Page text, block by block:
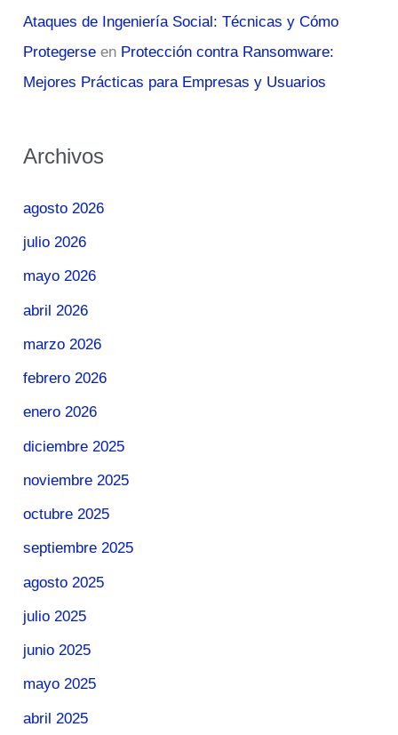
Ataques de Ingeniería Social: Técnicas y Cómo
Protegerse en Protección contra Ransomware:
Mejores Prácticas para Empresas y Usuarios
Archivos
agosto 2026
julio 2026
mayo 2026
abril 2026
marzo 2026
febrero 2026
enero 2026
diciembre 2025
noviembre 2025
octubre 2025
septiembre 2025
agosto 2025
julio 2025
junio 2025
mayo 2025
abril 2025